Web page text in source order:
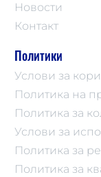
Новости
Контакт
Политики
Услови за
Политика на
Политика за
Услови за
Политика за
Политика за